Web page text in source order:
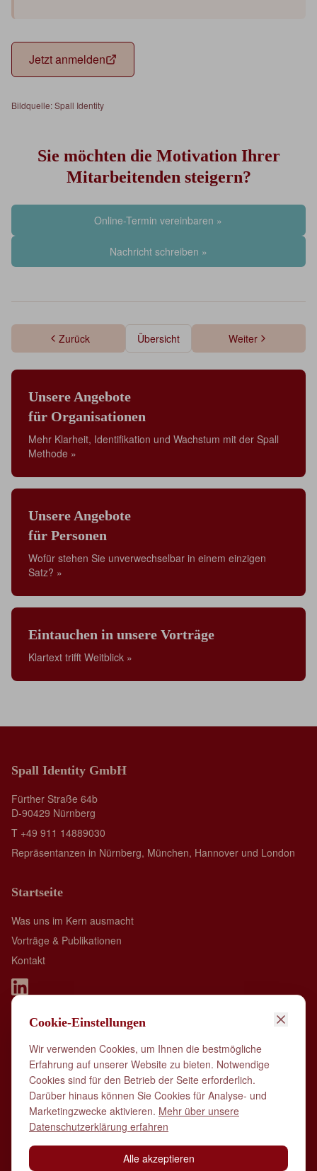
Cookie-Einstellungen
Wir verwenden Cookies, um Ihnen die bestmögliche
Erfahrung auf unserer Website zu bieten. Notwendige
Cookies sind für den Betrieb der Seite erforderlich.
Darüber hinaus können Sie Cookies für Analyse- und
Marketingzwecke aktivieren. Mehr über unsere
Datenschutzerklärung erfahren
Alle akzeptieren
Jetzt anmelden
Bildquelle: Spall Identity
Sie möchten die Motivation Ihrer
Mitarbeitenden steigern?
Online-Termin vereinbaren »
Nachricht schreiben »
Zurück Übersicht Weiter
Unsere Angebote
für Organisationen
Mehr Klarheit, Identifikation und Wachstum mit der Spall
Methode »
Unsere Angebote
für Personen
Wofür stehen Sie unverwechselbar in einem einzigen
Satz? »
Eintauchen in unsere Vorträge
Klartext trifft Weitblick »
Spall Identity GmbH
Fürther Straße 64b
D-90429 Nürnberg
T +49 911 14889030
Repräsentanzen in Nürnberg, München, Hannover und London
Startseite
Was uns im Kern ausmacht
Vorträge & Publikationen
Kontakt
Spall Identity is member of: